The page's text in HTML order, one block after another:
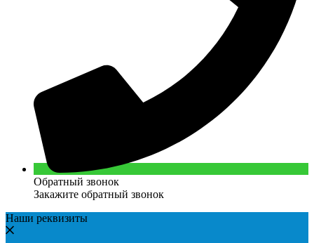
Обратный звонок
Закажите обратный звонок
Наши реквизиты